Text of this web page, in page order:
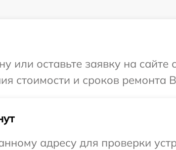
или оставьте заявку на
стоимости и сроков ремонта
адресу для проверки